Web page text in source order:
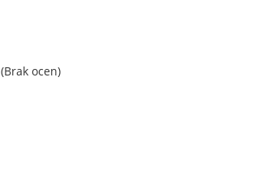
(Brak ocen)